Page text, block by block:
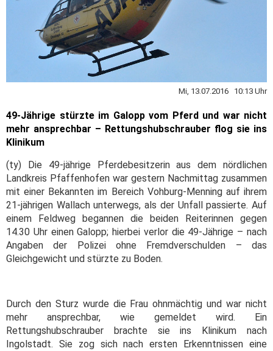
Mi, 13.07.2016 10:13 Uhr
49-Jährige stürzte im Galopp vom Pferd und war nicht
mehr ansprechbar – Rettungshubschrauber flog sie ins
Klinikum
(ty) Die 49-jährige Pferdebesitzerin aus dem nördlichen
Landkreis Pfaffenhofen war gestern Nachmittag zusammen
mit einer Bekannten im Bereich Vohburg-Menning auf ihrem
21-jährigen Wallach unterwegs, als der Unfall passierte. Auf
einem Feldweg begannen die beiden Reiterinnen gegen
14.30 Uhr einen Galopp; hierbei verlor die 49-Jährige – nach
Angaben der Polizei ohne Fremdverschulden – das
Gleichgewicht und stürzte zu Boden.
Durch den Sturz wurde die Frau ohnmächtig und war nicht
mehr ansprechbar, wie gemeldet wird. Ein
Rettungshubschrauber brachte sie ins Klinikum nach
Ingolstadt. Sie zog sich nach ersten Erkenntnissen eine